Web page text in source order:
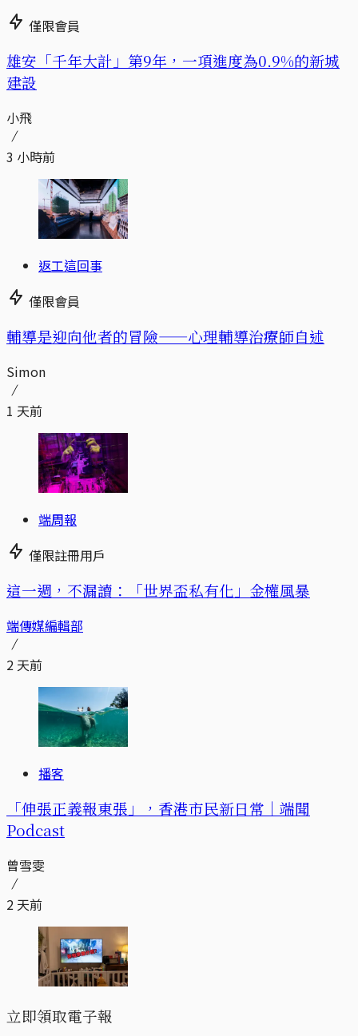
僅限會員
​​雄安「千年大計」第9年，一項進度為0.9%的新城
建設
小飛
3 小時前
返工這回事
僅限會員
輔導是迎向他者的冒險——心理輔導治療師自述
Simon
1 天前
端周報
僅限註冊用戶
這一週，不漏讀：「世界盃私有化」金權風暴
端傳媒編輯部
2 天前
播客
「伸張正義報東張」，香港市民新日常｜端聞
Podcast
曾雪雯
2 天前
立即領取電子報